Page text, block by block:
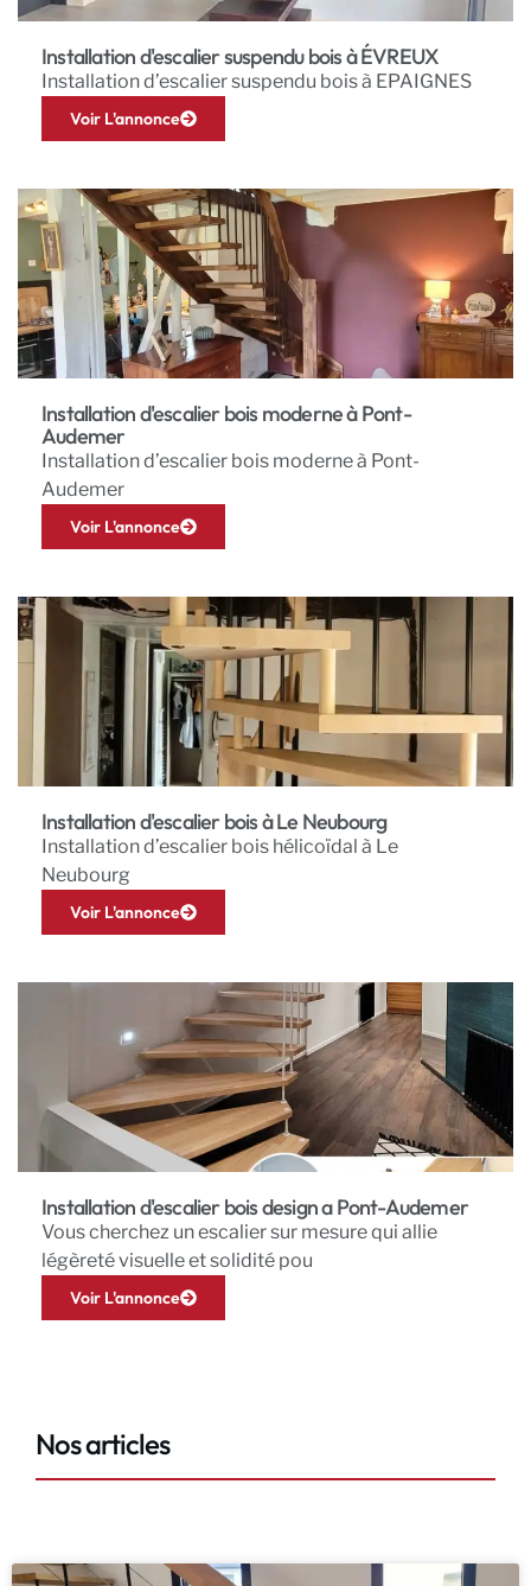
Installation d'escalier suspendu bois à ÉVREUX
Installation d’escalier suspendu bois à EPAIGNES
Voir L'annonce
Installation d'escalier bois moderne à Pont-
Audemer
Installation d’escalier bois moderne à Pont-
Audemer
Voir L'annonce
Installation d'escalier bois à Le Neubourg
Installation d’escalier bois hélicoïdal à Le
Neubourg
Voir L'annonce
Installation d'escalier bois design a Pont-Audemer
Vous cherchez un escalier sur mesure qui allie
légèreté visuelle et solidité pou
Voir L'annonce
Nos articles